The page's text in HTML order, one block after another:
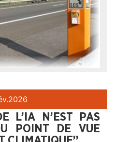
2026
L’IA N’EST PAS
POINT DE VUE